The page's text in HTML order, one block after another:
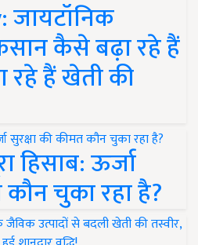
जायटॉनिक
कैसे बढ़ा रहे हैं
रहे हैं खेती की
हिसाब: ऊर्जा
चुका रहा है?